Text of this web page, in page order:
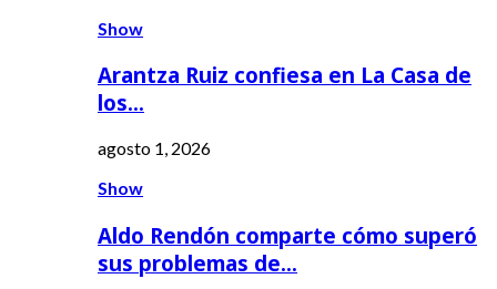
Show
Arantza Ruiz confiesa en La Casa de
los…
agosto 1, 2026
Show
Aldo Rendón comparte cómo superó
sus problemas de…